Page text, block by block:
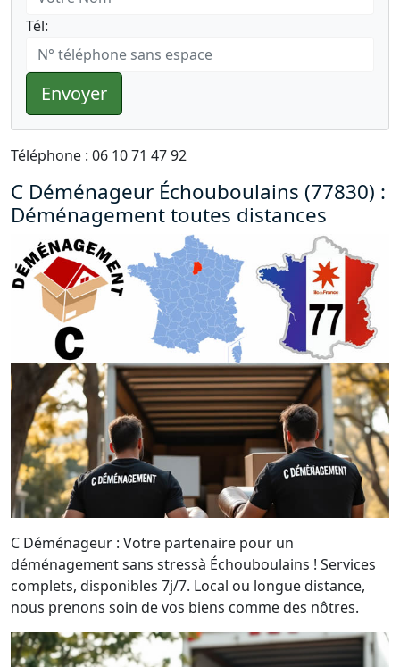
Tél:
Envoyer
Téléphone : 06 10 71 47 92
C Déménageur Échouboulains (77830) :
Déménagement toutes distances
C Déménageur : Votre partenaire pour un
déménagement sans stressà Échouboulains ! Services
complets, disponibles 7j/7. Local ou longue distance,
nous prenons soin de vos biens comme des nôtres.